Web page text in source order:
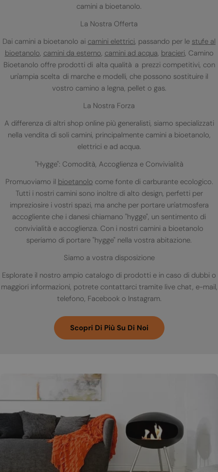
camini a bioetanolo.
La Nostra Offerta
Dai camini a bioetanolo ai camini elettrici, passando per le stufe al
bioetanolo, camini da esterno, camini ad acqua, bracieri, Camino
Bioetanolo offre prodotti di alta qualità a prezzi competitivi, con
un'ampia scelta di marche e modelli, che possono sostituire il
vostro camino a legna, pellet o gas.
La Nostra Forza
A differenza di altri shop online più generalisti, siamo specializzati
nella vendita di soli camini, principalmente camini a bioetanolo,
elettrici e ad acqua.
"Hygge": Comodità, Accoglienza e Convivialità
Promuoviamo il bioetanolo come fonte di carburante ecologico.
Tutti i nostri camini sono inoltre di alto design, perfetti per
impreziosire i vostri spazi, ma anche per portare un'atmosfera
accogliente che i danesi chiamano "hygge", un sentimento di
convivialità e accoglienza. Con i nostri camini a bioetanolo
speriamo di portare "hygge" nella vostra abitazione.
Siamo a vostra disposizione
Esplorate il nostro ampio catalogo di prodotti e in caso di dubbi o
maggiori informazioni, potrete contattarci tramite live chat, e-mail,
telefono, Facebook o Instagram.
Scopri Di Più Su Di Noi